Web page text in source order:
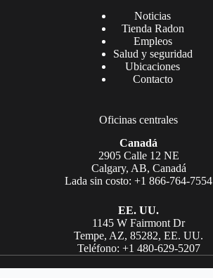
Noticias
Tienda Radon
Empleos
Salud y seguridad
Ubicaciones
Contacto
Oficinas centrales
Canadá
2905 Calle 12 NE
Calgary, AB, Canadá
Lada sin costo: +1 866-764-7554
EE. UU.
1145 W Fairmont Dr
Tempe, AZ, 85282, EE. UU.
Teléfono: +1 480-629-5207